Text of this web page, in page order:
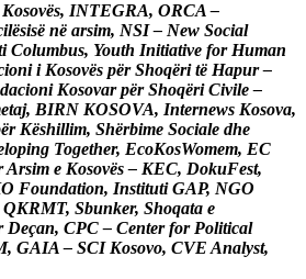
INTEGRA, ORCA –
në arsim, NSI – New Social
Youth Initiative for Human
i Kosovës për Shoqëri të Hapur –
Kosovar për Shoqëri Civile –
BIRN KOSOVA, Internews Kosova,
Këshillim, Shërbime Sociale dhe
Together, EcoKosWomem, EC
e Kosovës – KEC, DokuFest,
Foundation, Instituti GAP, NGO
Sbunker, Shoqata e
Deçan, CPC – Center for Political
GAIA – SCI Kosovo, CVE Analyst,